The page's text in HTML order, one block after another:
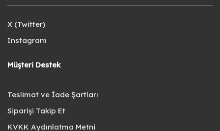
X (Twitter)
Instagram
Müşteri Destek
Teslimat ve İade Şartları
Siparişi Takip Et
KVKK Aydınlatma Metni